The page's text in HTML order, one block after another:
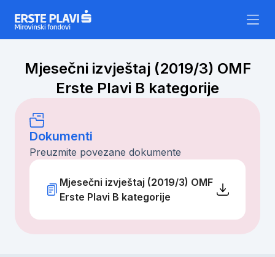
Mjesečni izvještaj (2019/3) OMF
Erste Plavi B kategorije
Dokumenti
Preuzmite povezane dokumente
Mjesečni izvještaj (2019/3) OMF
Erste Plavi B kategorije